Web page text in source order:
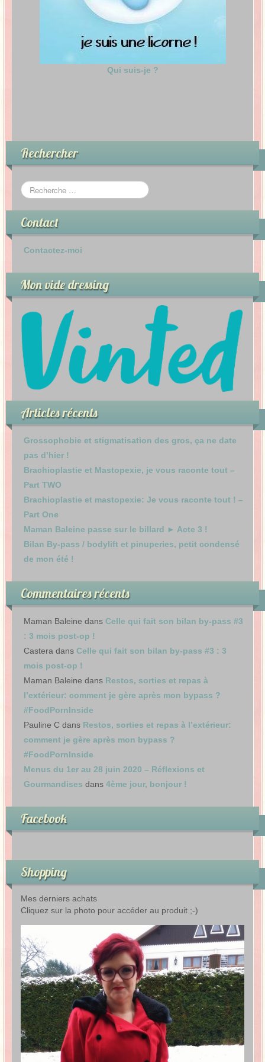
Qui suis-je ?
Rechercher
Contact
Contactez-moi
Mon vide dressing
Articles récents
Grossophobie et stigmatisation des gros, ça ne date
pas d’hier !
Brachioplastie et Mastopexie, je vous raconte tout –
Part TWO
Brachioplastie et mastopexie: Je vous raconte tout ! –
Part One
Maman Baleine passe sur le billard ► Acte 3 !
Bilan By-pass / bodylift et pinuperies, petit condensé
de mon été !
Commentaires récents
Maman Baleine dans Celle qui fait son bilan by-pass #3
: 3 mois post-op !
Castera dans Celle qui fait son bilan by-pass #3 : 3
mois post-op !
Maman Baleine dans Restos, sorties et repas à
l’extérieur: comment je gère après mon bypass ?
#FoodPornInside
Pauline C dans Restos, sorties et repas à l’extérieur:
comment je gère après mon bypass ?
#FoodPornInside
Menus du 1er au 28 juin 2020 – Réflexions et
Gourmandises dans 4ème jour, bonjour !
Facebook
Shopping
Mes derniers achats
Cliquez sur la photo pour accéder au produit ;-)